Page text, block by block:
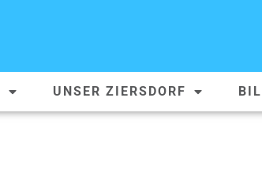
UNSER ZIERSDORF